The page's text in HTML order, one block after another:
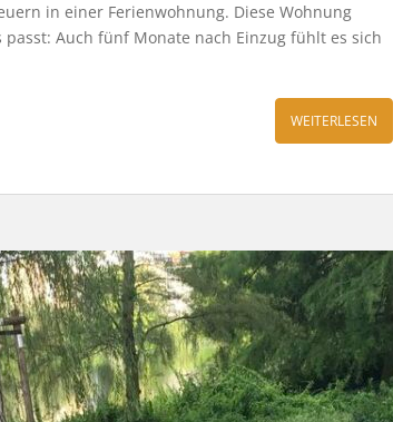
in einer Ferienwohnung. Diese Wohnung
Auch fünf Monate nach Einzug fühlt es sich
WEITERLESEN